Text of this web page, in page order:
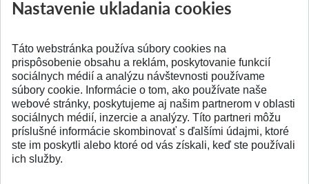
Publikované 31.07.2026 Publikované
SPÄŤ NA VRCH
Nastavenie ukladania cookies
Táto webstránka používa súbory cookies na
prispôsobenie obsahu a reklám, poskytovanie funkcií
sociálnych médií a analýzu návštevnosti používame
súbory cookie. Informácie o tom, ako používate naše
webové stránky, poskytujeme aj našim partnerom v oblasti
sociálnych médií, inzercie a analýzy. Títo partneri môžu
príslušné informácie skombinovať s ďalšími údajmi, ktoré
ste im poskytli alebo ktoré od vás získali, keď ste používali
ich služby.